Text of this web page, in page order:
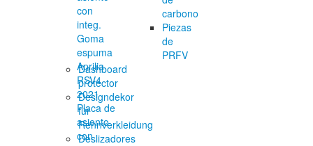
carbono
Piezas
de
PRFV
Dashboard
protector
Designdekor
für
Rennverkleidung
Deslizadores
Placa de
asiento
con